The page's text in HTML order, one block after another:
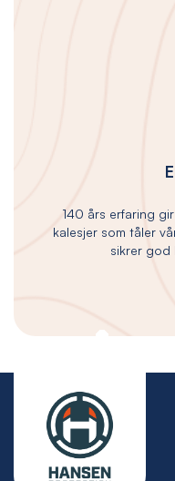
140 års erfaring
kalesjer som tåler
sikrer god